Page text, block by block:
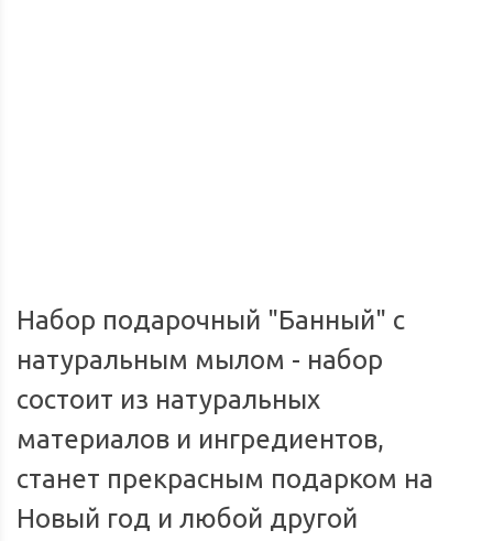
Набор подарочный "Банный" с
натуральным мылом - набор
состоит из натуральных
материалов и ингредиентов,
станет прекрасным подарком на
Новый год и любой другой